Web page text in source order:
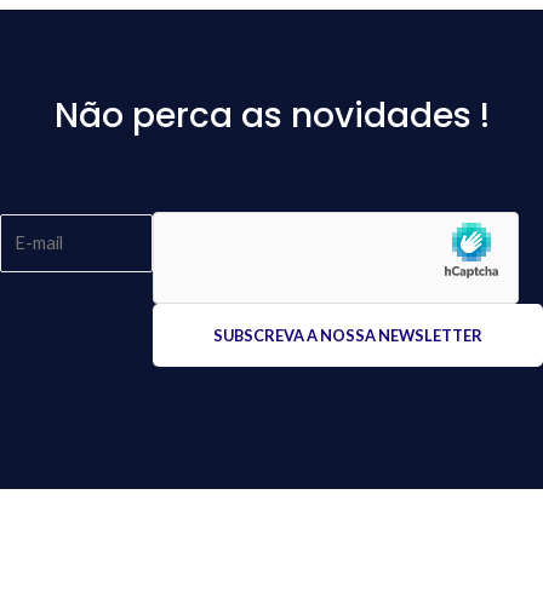
Não perca as novidades !